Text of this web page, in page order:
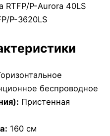
RTFP/P-Aurora 40LS
P-3620LS
беспроводное
Пристенная
160 см